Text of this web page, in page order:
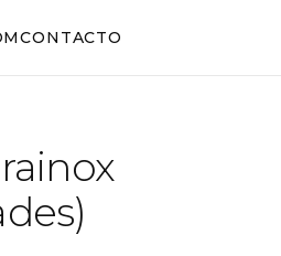
CONTACTO